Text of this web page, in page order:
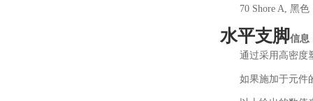
70 Shore A, 黑色
水平支脚信息
通过采用高密度
如果施加于元件